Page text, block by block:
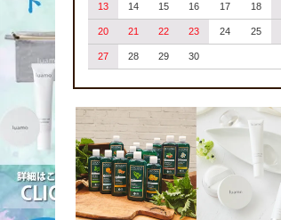
13 14 15 16 17 18
20 21 22 23 24 25
27 28 29 30